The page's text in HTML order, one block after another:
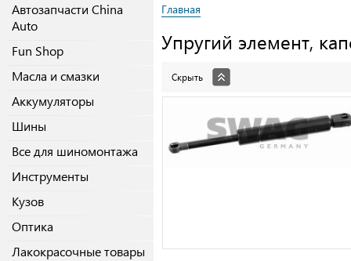
Автозапчасти China
Auto
Fun Shop
Масла и смазки
Аккумуляторы
Шины
Все для шиномонтажа
Инструменты
Кузов
Оптика
Лакокрасочные товары
Главная
Упругий элемент,
Скрыть